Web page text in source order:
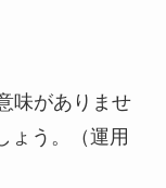
味がありませ
ょう。（運用